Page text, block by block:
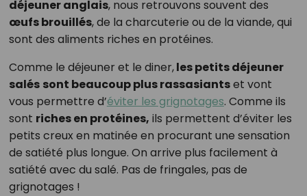
déjeuner anglais, nous retrouvons souvent des
œufs brouillés, de la charcuterie ou de la viande, qui
sont des aliments riches en protéines.
Comme le déjeuner et le diner,les petits déjeuner
salés sont beaucoup plus rassasiantset vont
vous permettre d’éviter les grignotages. Comme ils
sont riches en protéines, ils permettent d’éviter les
petits creux en matinée en procurant une sensation
de satiété plus longue. On arrive plus facilement à
satiété avec du salé. Pas de fringales, pas de
grignotages !